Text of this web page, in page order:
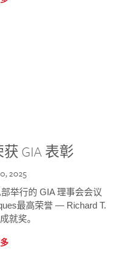
获 GIA 表彰
2025
举行的 GIA 理事会会议
最高荣誉 — Richard T.
就奖。